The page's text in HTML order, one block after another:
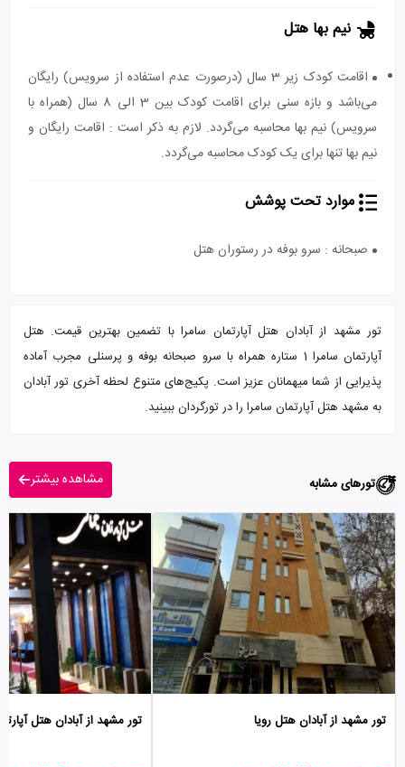
نیم بها هتل
اقامت کودک زیر 3 سال (درصورت عدم استفاده از سرویس) رایگان
می‌باشد و بازه سنی برای اقامت کودک بین 3 الی 8 سال (همراه با
سرویس) نیم بها محاسبه می‌گردد. لازم به ذکر است : اقامت رایگان و
نیم بها تنها برای یک کودک محاسبه می‌گردد.
موارد تحت پوشش
صبحانه : سرو بوفه در رستوران هتل
تور مشهد از آبادان هتل آپارتمان سامرا با تضمین بهترین قیمت. هتل
آپارتمان سامرا 1 ستاره همراه با سرو صبحانه بوفه و پرسنلی مجرب آماده
پذیرایی از شما میهمانان عزیز است. پکیج‌های متنوع لحظه آخری تور آبادان
به مشهد هتل آپارتمان سامرا را در تورگردان ببینید.
تورهای مشابه مشاهده بیشتر
تور مشهد از آبادان هتل رویا تور مشهد از آبادان هتل